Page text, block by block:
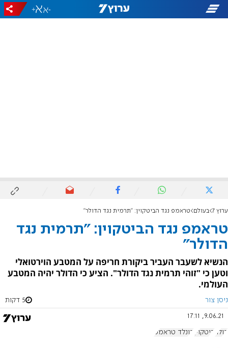
-
+
ערוץ 7 בעולם טראמפ נגד הביטקוין: "תרמית נגד הדולר"
טראמפ נגד הביטקוין: "תרמית נגד
הדולר"
הנשיא לשעבר העביר ביקורת חריפה על המטבע הוירטואלי
וטען כי "זוהי תרמית נגד הדולר". הציע כי הדולר יהיה המטבע
העולמי.
ניסן צור 5 דקות
9.06.21, 17:11
דולר ביטקוין דונלד טראמפ